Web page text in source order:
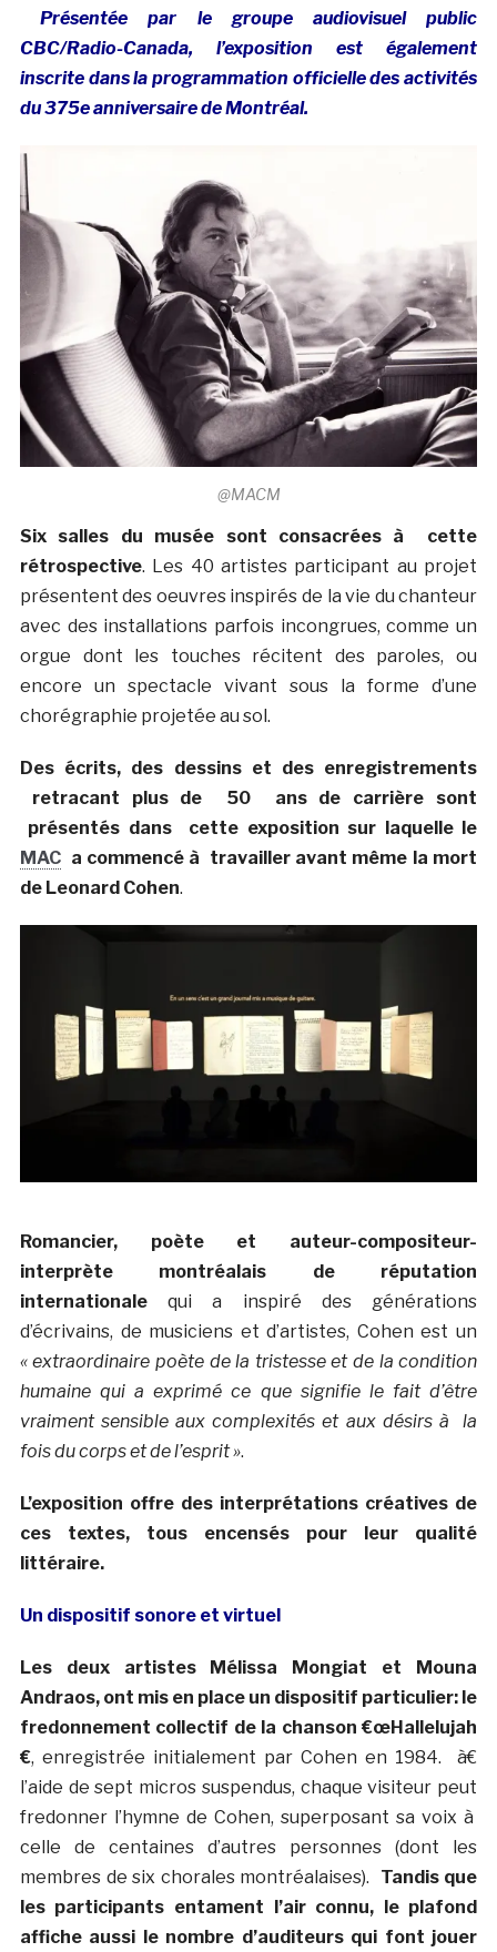
Présentée par le groupe audiovisuel public
CBC/Radio-Canada, l’exposition est également
inscrite dans la programmation officielle des activités
du 375e anniversaire de Montréal.
@MACM
Six salles du musée sont consacrées à cette
rétrospective. Les 40 artistes participant au projet
présentent des oeuvres inspirés de la vie du chanteur
avec des installations parfois incongrues, comme un
orgue dont les touches récitent des paroles, ou
encore un spectacle vivant sous la forme d’une
chorégraphie projetée au sol.
Des écrits, des dessins et des enregistrements
retracant plus de 50 ans de carrière sont
présentés dans cette exposition sur laquelle le
MACa commencé à travailler avant même la mort
de Leonard Cohen.
Romancier, poète et auteur-compositeur-
interprète montréalais de réputation
internationalequi a inspiré des générations
d’écrivains, de musiciens et d’artistes, Cohen est un
« extraordinaire poète de la tristesse et de la condition
humaine qui a exprimé ce que signifie le fait d’être
vraiment sensible aux complexités et aux désirs à la
fois du corps et de l’esprit ».
L’exposition offre des interprétations créatives de
ces textes, tous encensés pour leur qualité
littéraire.
Un dispositif sonore et virtuel
Les deux artistes Mélissa Mongiat et Mouna
Andraos, ont mis en place un dispositif particulier: le
fredonnement collectif de la chanson €œHallelujah
€, enregistrée initialement par Cohen en 1984. à€
l’aide de sept micros suspendus, chaque visiteur peut
fredonner l’hymne de Cohen, superposant sa voix à
celle de centaines d’autres personnes (dont les
membres de six chorales montréalaises). Tandis que
les participants entament l’air connu, le plafond
affiche aussi le nombre d’auditeurs qui font jouer